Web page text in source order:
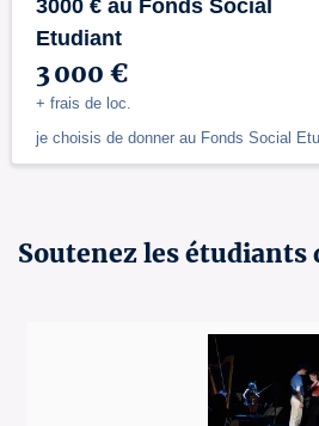
3000 € au Fonds Social
Etudiant
3 000 €
+ frais de loc.
je choisis de donner au Fonds Social
Soutenez les étudiants